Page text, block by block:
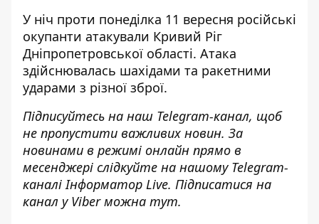
У ніч проти понеділка 11 вересня російські
окупанти атакували Кривий Ріг
Дніпропетровської області. Атака
здійснювалась шахідами та ракетними
ударами з різної зброї.
Підписуйтесь на наш Telegram-канал, щоб
не пропустити важливих новин. За
новинами в режимі онлайн прямо в
месенджері слідкуйте на нашому Telegram-
каналіІнформатор Live. Підписатися на
канал у Viber можна тут.